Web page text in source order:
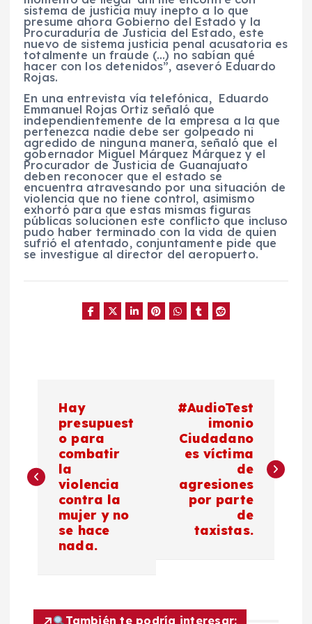
sistema de justicia muy inepto a lo que
presume ahora Gobierno del Estado y la
Procuraduría de Justicia del Estado, este
nuevo de sistema justicia penal acusatoria es
totalmente un fraude (…) no sabían qué
hacer con los detenidos”, aseveró Eduardo
Rojas.
En una entrevista vía telefónica, Eduardo
Emmanuel Rojas Ortiz señaló que
independientemente de la empresa a la que
pertenezca nadie debe ser golpeado ni
agredido de ninguna manera, señaló que el
gobernador Miguel Márquez Márquez y el
Procurador de Justicia de Guanajuato
deben reconocer que el estado se
encuentra atravesando por una situación de
violencia que no tiene control, asimismo
exhortó para que estas mismas figuras
públicas solucionen este conflicto que incluso
pudo haber terminado con la vida de quien
sufrió el atentado, conjuntamente pide que
se investigue al director del aeropuerto.
v
e
c
Hay
presupuest
o para
combatir
la
violencia
contra la
mujer y no
se hace
nada.
#AudioTest
imonio
Ciudadano
es víctima
de
agresiones
por parte
de
taxistas.
También te podría interesar: